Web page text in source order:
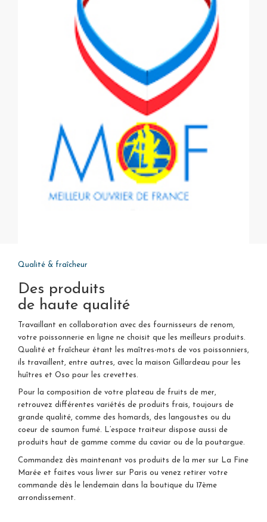
Qualité & fraîcheur
Des produits
de haute qualité
Travaillant en collaboration avec des fournisseurs de renom,
votre poissonnerie en ligne ne choisit que les meilleurs produits.
Qualité et fraîcheur étant les maîtres-mots de vos poissonniers,
ils travaillent, entre autres, avec la maison Gillardeau pour les
huîtres et Oso pour les crevettes.
Pour la composition de votre plateau de fruits de mer,
retrouvez différentes variétés de produits frais, toujours de
grande qualité, comme des homards, des langoustes ou du
coeur de saumon fumé. L’espace traiteur dispose aussi de
produits haut de gamme comme du caviar ou de la poutargue.
Commandez dès maintenant vos produits de la mer sur La Fine
Marée et faites vous livrer sur Paris ou venez retirer votre
commande dès le lendemain dans la boutique du 17ème
arrondissement.